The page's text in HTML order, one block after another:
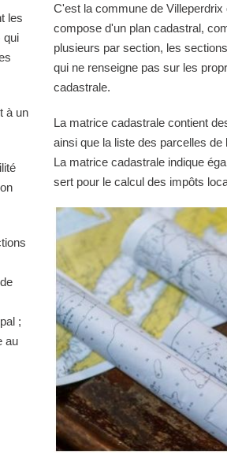
les
qui
à un
;
au
C'est la commune de
compose d'un plan cadastral,
plusieurs par section, les
qui ne renseigne pas sur les
cadastrale.
La matrice cadastrale contient
ainsi que la liste des parcelles
La matrice cadastrale indique
sert pour le calcul des impôts